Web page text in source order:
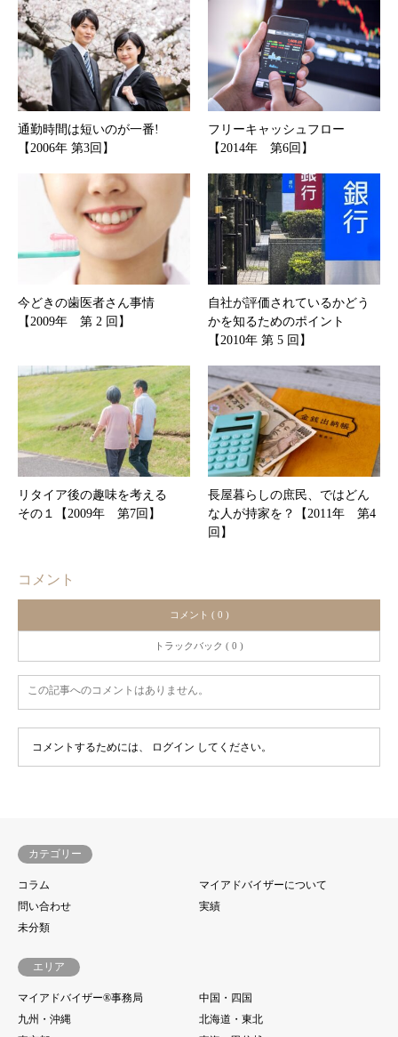
通勤時間は短いのが一番!
【2006年 第3回】
フリーキャッシュフロー
【2014年 第6回】
今どきの歯医者さん事情
【2009年 第 2 回】
自社が評価されているかどう
かを知るためのポイント
【2010年 第 5 回】
リタイア後の趣味を考える
その１【2009年 第7回】
長屋暮らしの庶民、ではどん
な人が持家を？【2011年 第4
回】
コメント
コメント ( 0 )
トラックバック ( 0 )
この記事へのコメントはありません。
コメントするためには、 ログイン してください。
カテゴリー
コラム
マイアドバイザーについて
問い合わせ
実績
未分類
エリア
マイアドバイザー®事務局
中国・四国
九州・沖縄
北海道・東北